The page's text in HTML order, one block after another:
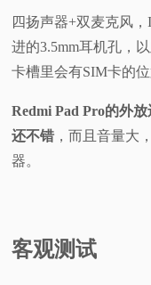
四扬声器+双麦克风
进的3.5mm耳机孔，
卡槽里会有SIM卡的位
Redmi Pad Pro的外
还不错 ，而且音量大
器。
客观测试